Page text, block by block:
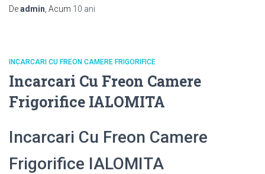
Deadmin , Acum 10 ani
INCARCARI CU FREON CAMERE FRIGORIFICE
Incarcari Cu Freon Camere
Frigorifice IALOMITA
Incarcari Cu Freon Camere
Frigorifice IALOMITA